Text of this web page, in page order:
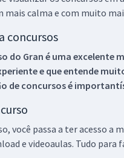
mais calma e com muito
concursos
do Gran é uma excelente
e que entende
de concursos é
você passa a ter acesso
e videoaulas. Tudo